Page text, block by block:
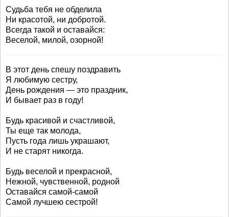
Судьба тебя не обделила
Ни красотой, ни добротой.
Всегда такой и оставайся:
Веселой, милой, озорной!
В этот день спешу поздравить
Я любимую сестру,
День рождения — это праздник,
И бывает раз в году!
Будь красивой и счастливой,
Ты еще так молода,
Пусть года лишь украшают,
И не старят никогда.
Будь веселой и прекрасной,
Нежной, чувственной, родной
Оставайся самой-самой
Самой лучшею сестрой!